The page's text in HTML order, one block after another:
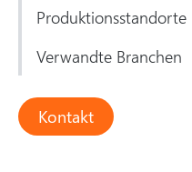
Produktionsstandorte
Verwandte Branchen
Kontakt